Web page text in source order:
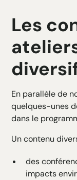
Les
En parallèle de
quelques-unes
dans le
Un contenu
des
impacts